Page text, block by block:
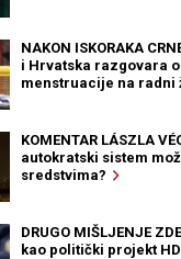
NAKON ISKORAKA
i Hrvatska razgovara
menstruacije na radni
KOMENTAR LÁSZLA
autokratski sistem
sredstvima?
DRUGO MIŠLJENJE
kao politički projekt